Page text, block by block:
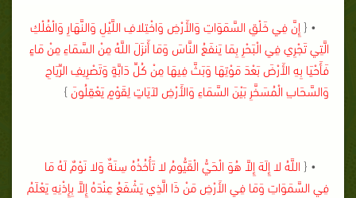
• { إِنَّ فِي خَلْقِ السَّمَوَاتِ وَالأَرْضِ وَاخْتِلافِ اللَّيْلِ وَالنَّهَارِ وَالْفُلْكِ
الَّتِي تَجْرِي فِي الْبَحْرِ بِمَا يَنفَعُ النَّاسَ وَمَا أَنزَلَ اللَّهُ مِنْ السَّمَاءِ مِنْ مَاءٍ
فَأَحْيَا بِهِ الأَرْضَ بَعْدَ مَوْتِهَا وَبَثَّ فِيهَا مِنْ كُلِّ دَابَّةٍ وَتَصْرِيفِ الرِّيَاحِ
وَالسَّحَابِ الْمُسَخَّرِ بَيْنَ السَّمَاءِ وَالأَرْضِ لآيَاتٍ لِقَوْمٍ يَعْقِلُونَ}
• { اللَّهُ لا إِلَهَ إِلاَّ هُوَ الْحَيُّ الْقَيُّومُ لا تَأْخُذُهُ سِنَةٌ وَلا نَوْمٌ لَهُ مَا
فِي السَّمَوَاتِ وَمَا فِي الأَرْضِ مَنْ ذَا الَّذِي يَشْفَعُ عِنْدَهُ إِلاَّ بِإِذْنِهِ يَعْلَمُ